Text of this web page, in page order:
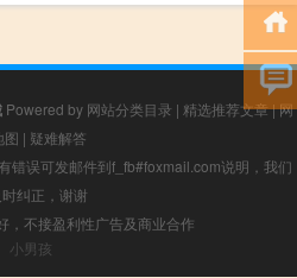
Powered by 网站分类目录 | 精选推荐文章|网
图 | 疑难解答
错误可发邮件到f_fb#foxmail.com说明，我们
纠正，谢谢
，不接盈利性广告及商业合作
小男孩